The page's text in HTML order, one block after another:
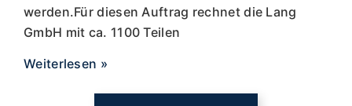
werden.Für diesen Auftrag rechnet die Lang
GmbH mit ca. 1100 Teilen
Weiterlesen »